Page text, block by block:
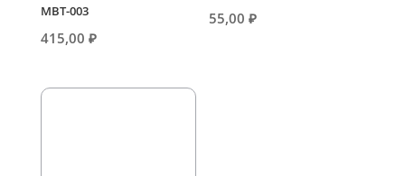
МВТ-003
415,00 ₽
55,00₽